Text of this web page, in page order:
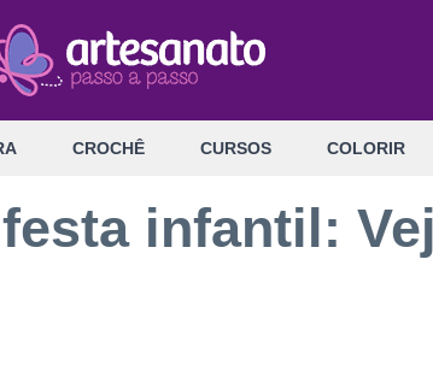
CROCHÊ CURSOS COLORIR
infantil: